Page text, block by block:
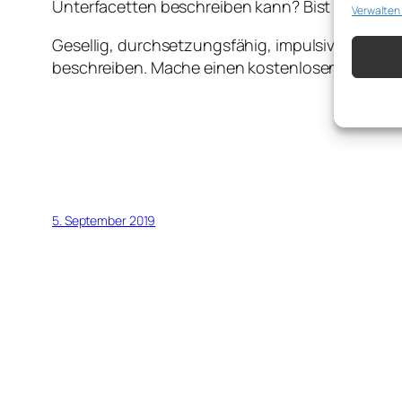
Unterfacetten beschreiben kann? Bist du
Gesellig, durchsetzungsfähig, impulsiv,
beschreiben. Mache einen kostenlosen
5. September 2019